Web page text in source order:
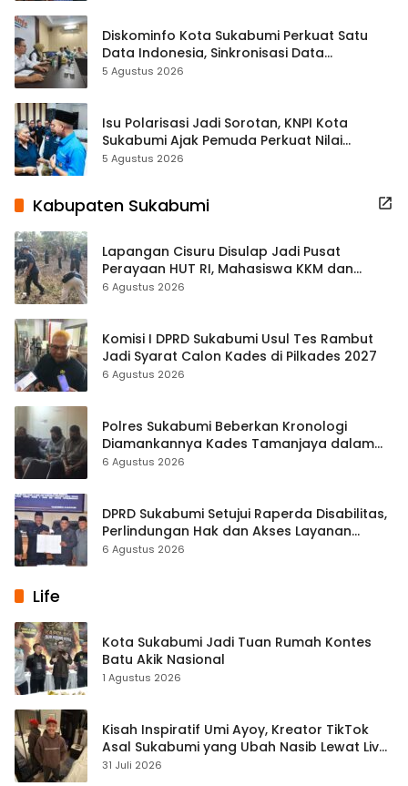
Diskominfo Kota Sukabumi Perkuat Satu
Data Indonesia, Sinkronisasi Data
Kewilayahan Dikebut
5 Agustus 2026
Isu Polarisasi Jadi Sorotan, KNPI Kota
Sukabumi Ajak Pemuda Perkuat Nilai
Kebangsaan
5 Agustus 2026
Kabupaten Sukabumi
Lapangan Cisuru Disulap Jadi Pusat
Perayaan HUT RI, Mahasiswa KKM dan
Warga Satukan Tenaga
6 Agustus 2026
Komisi I DPRD Sukabumi Usul Tes Rambut
Jadi Syarat Calon Kades di Pilkades 2027
6 Agustus 2026
Polres Sukabumi Beberkan Kronologi
Diamankannya Kades Tamanjaya dalam
Kasus Sabu
6 Agustus 2026
DPRD Sukabumi Setujui Raperda Disabilitas,
Perlindungan Hak dan Akses Layanan
Diperkuat
6 Agustus 2026
Life
Kota Sukabumi Jadi Tuan Rumah Kontes
Batu Akik Nasional
1 Agustus 2026
Kisah Inspiratif Umi Ayoy, Kreator TikTok
Asal Sukabumi yang Ubah Nasib Lewat Live
Streaming
31 Juli 2026